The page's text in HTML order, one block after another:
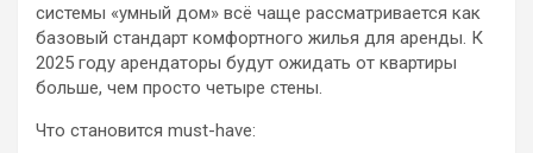
системы «умный дом» всё чаще рассматривается как
базовый стандарт комфортного жилья для аренды. К
2025 году арендаторы будут ожидать от квартиры
больше, чем просто четыре стены.
Что становится must-have: